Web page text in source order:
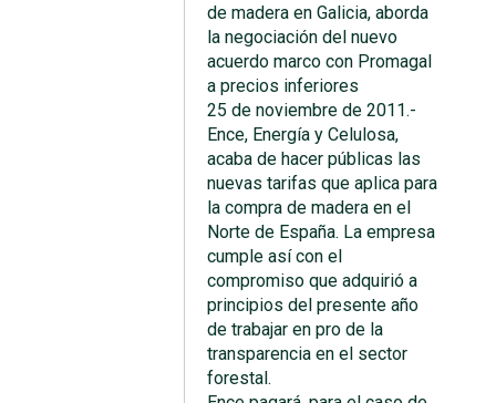
de madera en Galicia, aborda
la negociación del nuevo
acuerdo marco con Promagal
a precios inferiores
25 de noviembre de 2011.-
Ence, Energía y Celulosa,
acaba de hacer públicas las
nuevas tarifas que aplica para
la compra de madera en el
Norte de España. La empresa
cumple así con el
compromiso que adquirió a
principios del presente año
de trabajar en pro de la
transparencia en el sector
forestal.